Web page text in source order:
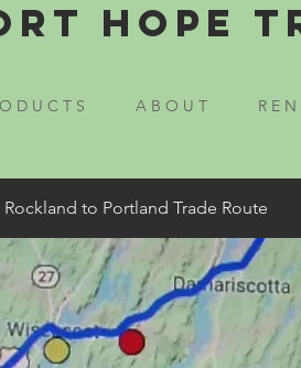
Hope
D U C T S A B O U T R E
Rockland to Portland Trade Route